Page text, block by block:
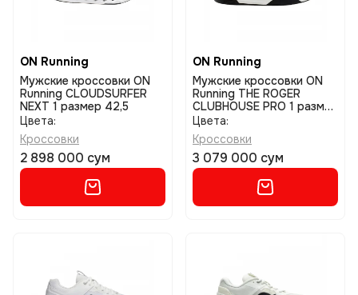
ON Running
Мужские кроссовки ON
Running CLOUDSURFER
NEXT 1 размер 42,5
Цвета:
Кроссовки
2 898 000 сум
ON Running
Мужские кроссовки ON
Running THE ROGER
CLUBHOUSE PRO 1 размер
42
Цвета:
Кроссовки
3 079 000 сум